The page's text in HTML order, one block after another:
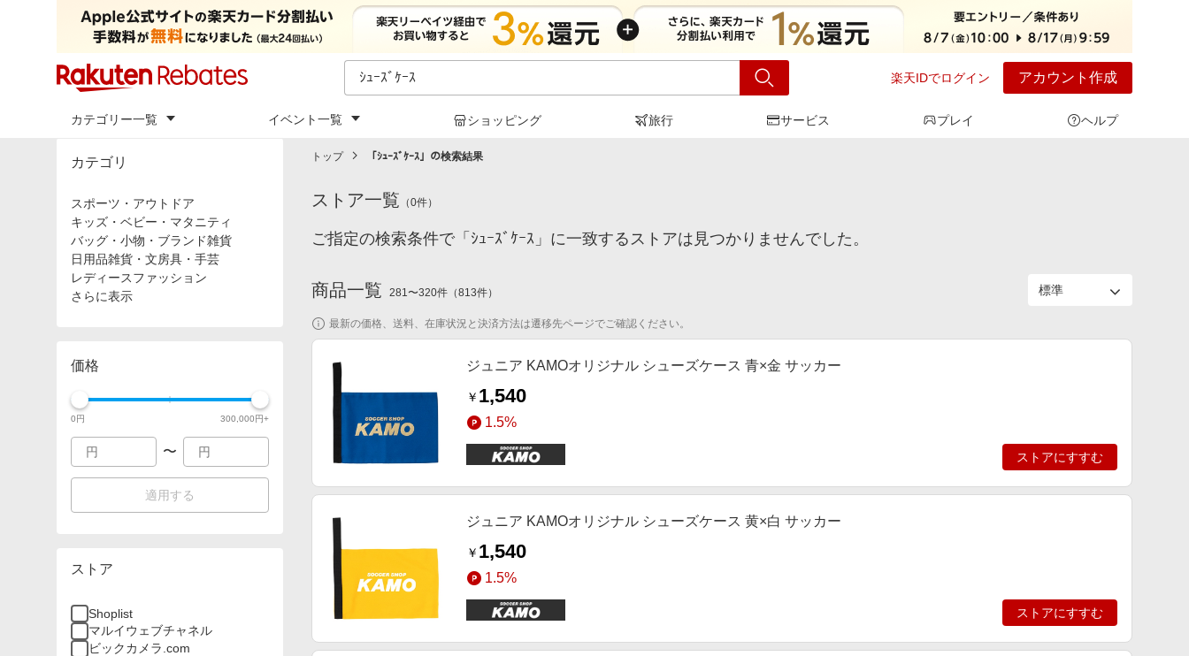
楽天IDでログイン アカウント作成
カテゴリー一覧 イベント一覧 ショッピング 旅行 サービス プレイ ヘルプ
カテゴリ
スポーツ・アウトドア
キッズ・ベビー・マタニティ
バッグ・小物・ブランド雑貨
日用品雑貨・文房具・手芸
レディースファッション
さらに表示
価格
0円 300,000円+
〜
適用する
ストア
Shoplist
マルイウェブチャネル
ビックカメラ.com
トップ 「 ｼｭｰｽﾞｹｰｽ」の検索結果
ストア一覧 （0件）
ご指定の検索条件で「ｼｭｰｽﾞｹｰｽ」に一致するストアは見つかりませんでした。
商品一覧 281〜320件 （813件）
最新の価格、送料、在庫状況と決済方法は遷移先ページでご確認ください。
ジュニア KAMOオリジナル シューズケース 青×金 サッカー
￥ 1,540
1.5%
ストアにすすむ
ジュニア KAMOオリジナル シューズケース 黄×白 サッカー
￥ 1,540
1.5%
ストアにすすむ